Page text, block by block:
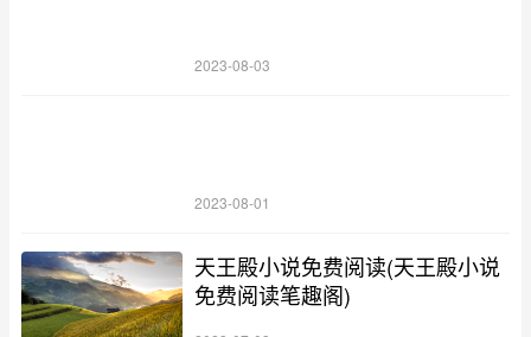
2023-08-03
2023-08-01
天王殿小说免费阅读(天王殿小说
免费阅读笔趣阁)